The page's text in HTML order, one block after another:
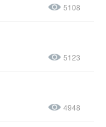
5108
5123
4948